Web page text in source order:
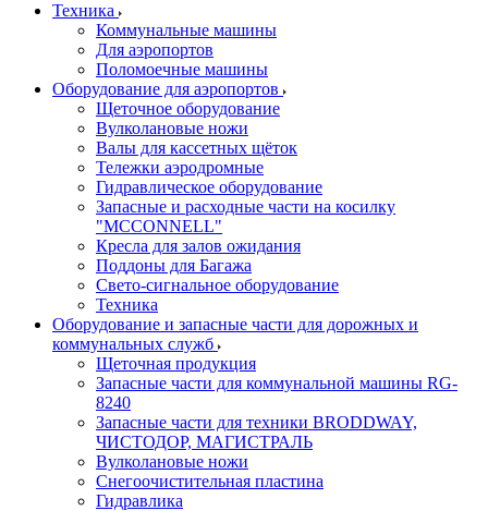
Техника
Коммунальные машины
Для аэропортов
Поломоечные машины
Оборудование для аэропортов
Щеточное оборудование
Вулколановые ножи
Валы для кассетных щёток
Тележки аэродромные
Гидравлическое оборудование
Запасные и расходные части на косилку
"MCCONNELL"
Кресла для залов ожидания
Поддоны для Багажа
Свето-сигнальное оборудование
Техника
Оборудование и запасные части для дорожных и
коммунальных служб
Щеточная продукция
Запасные части для коммунальной машины RG-
8240
Запасные части для техники BRODDWAY,
ЧИСТОДОР, МАГИСТРАЛЬ
Вулколановые ножи
Снегоочистительная пластина
Гидравлика